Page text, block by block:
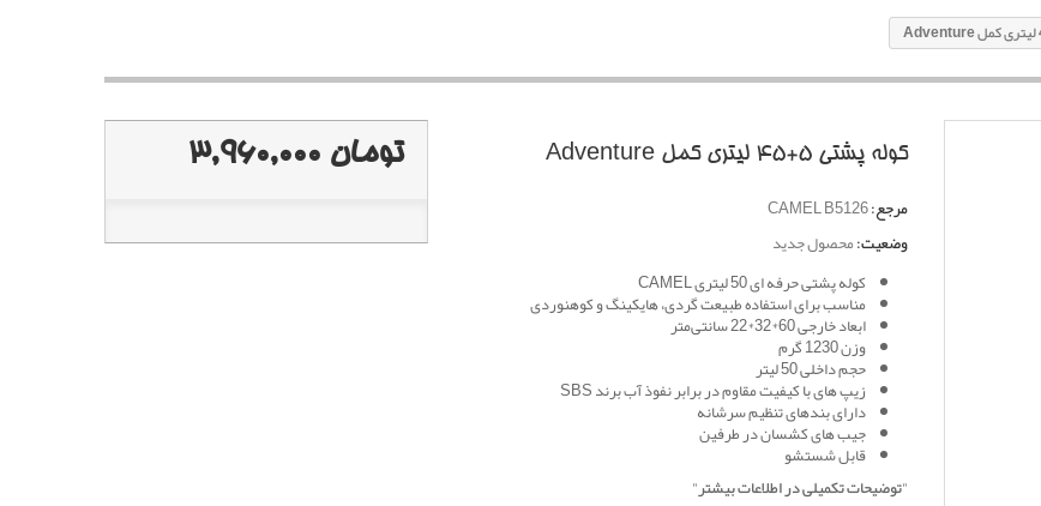
کوله پشتی 5+45 لیتری کمل Adventure
مرجع:CAMEL B5126
وضعیت:محصول جدید
کوله پشتی حرفه ای 50 لیتری CAMEL
مناسب برای استفاده طبیعت گردی، هایکینگ و کوهنوردی
ابعاد خارجی 60*32*22 سانتی‌متر
وزن 1230 گرم
حجم داخلی 50 لیتر
زیپ های با کیفیت مقاوم در برابر نفوذ آب برند SBS
دارای بندهای تنظیم سرشانه
جیب های کشسان در طرفین
قابل شستشو
"توضیحات تکمیلی در اطلاعات بیشتر"
تومان 3,960,000